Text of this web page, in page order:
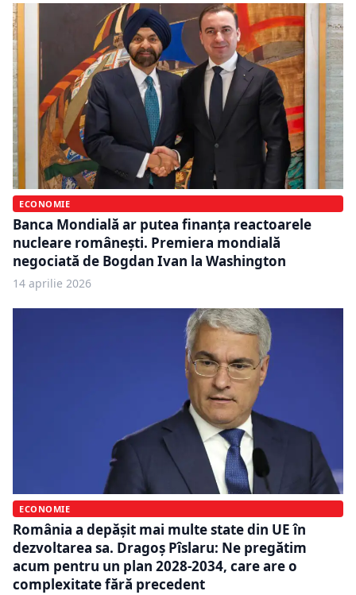
ECONOMIE
Banca Mondială ar putea finanța reactoarele
nucleare românești. Premiera mondială
negociată de Bogdan Ivan la Washington
14 aprilie 2026
ECONOMIE
România a depășit mai multe state din UE în
dezvoltarea sa. Dragoș Pîslaru: Ne pregătim
acum pentru un plan 2028-2034, care are o
complexitate fără precedent